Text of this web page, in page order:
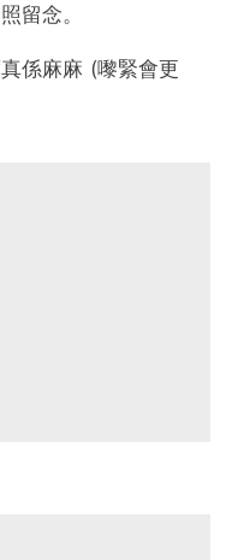
留念。
係麻麻 (嚟緊會更